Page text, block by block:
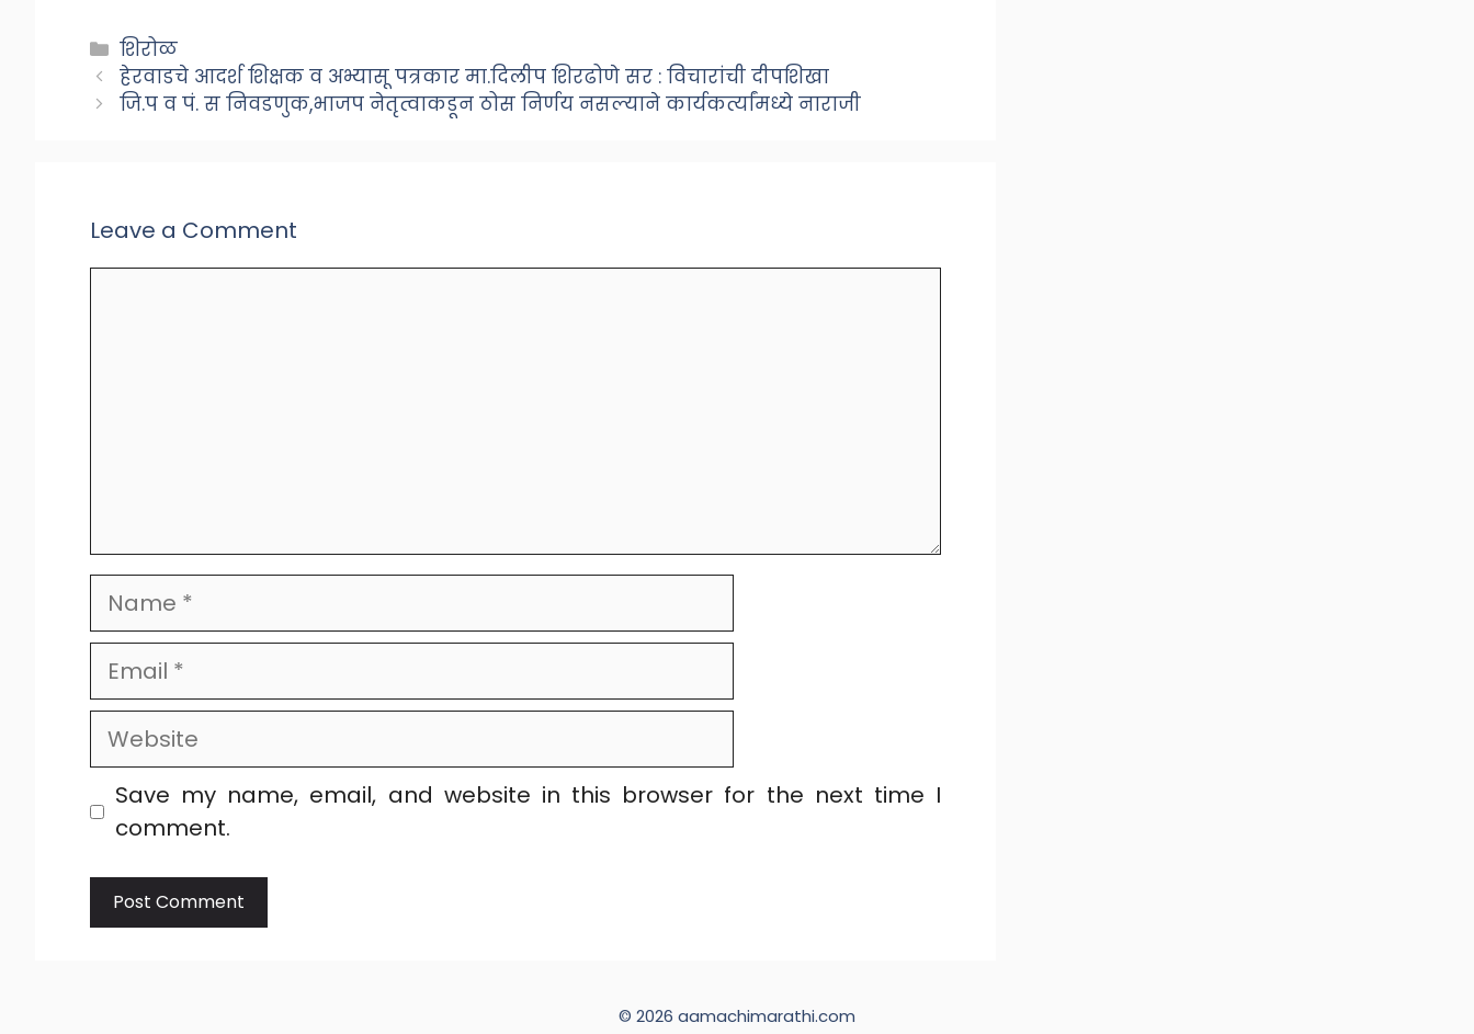
Categories
शिरोळ
हेरवाडचे आदर्श शिक्षक व अभ्यासू पत्रकार मा.दिलीप शिरढोणे सर : विचारांची दीपशिखा
जि.प व पं. स निवडणुक,भाजप नेतृत्वाकडून ठोस निर्णय नसल्याने कार्यकर्त्यांमध्ये नाराजी
Leave a Comment
Name
Email
Website
Save my name, email, and website in this browser for the next time I
comment.
© 2026 aamachimarathi.com